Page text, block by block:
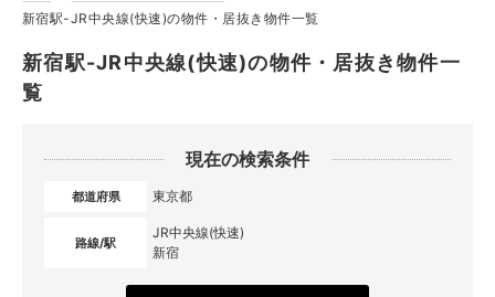
新宿駅-JR中央線(快速)の物件・居抜き物件一覧
新宿駅-JR中央線(快速)の物件・居抜き物件一
覧
現在の検索条件
都道府県 東京都
路線/駅
JR中央線(快速)
新宿